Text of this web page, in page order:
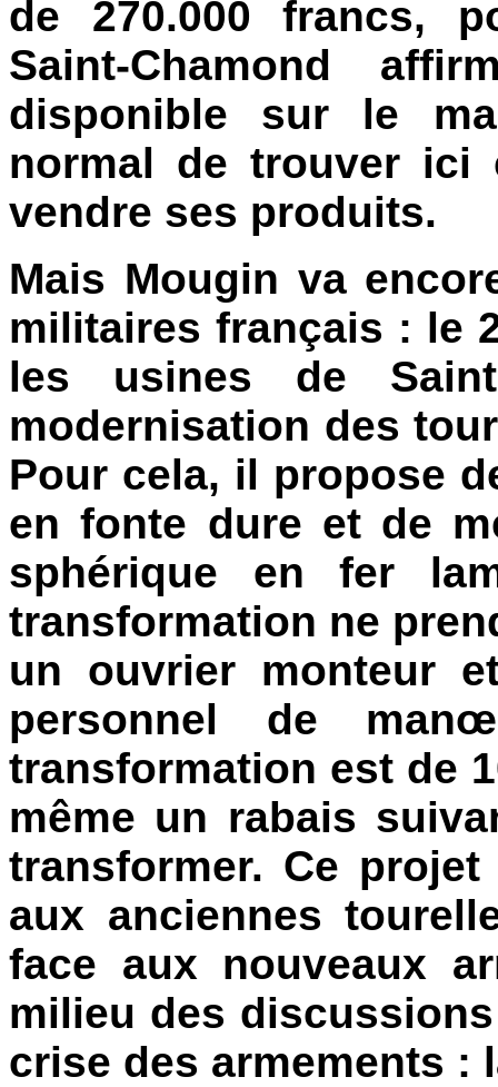
de 270.000 francs,
Saint-Chamond
disponible sur le
normal de trouver
vendre ses produits.
Mais Mougin va
militaires français : le
les usines de
modernisation des
Pour cela, il propose
en fonte dure et de
sphérique en fer
transformation ne
un ouvrier monteur
personnel de
transformation est de
même un rabais
transformer. Ce
aux anciennes
face aux nouveaux
milieu des
crise des armements :